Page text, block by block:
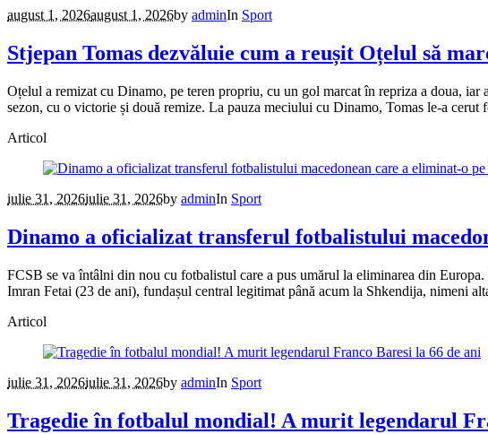
august 1, 2026august 1, 2026by adminIn Sport
Stjepan Tomas dezvăluie cum a reușit Oțelul să
Oțelul a remizat cu Dinamo, pe teren propriu, cu un gol marcat în repriza a doua,
sezon, cu o victorie și două remize. La pauza meciului cu Dinamo, Tomas le-a cerut
Articol
iulie 31, 2026iulie 31, 2026by adminIn Sport
Dinamo a oficializat transferul fotbalistului
FCSB se va întâlni din nou cu fotbalistul care a pus umărul la eliminarea din
Imran Fetai (23 de ani), fundașul central legitimat până acum la Shkendija, nimeni
Articol
iulie 31, 2026iulie 31, 2026by adminIn Sport
Tragedie în fotbalul mondial! A murit legendarul